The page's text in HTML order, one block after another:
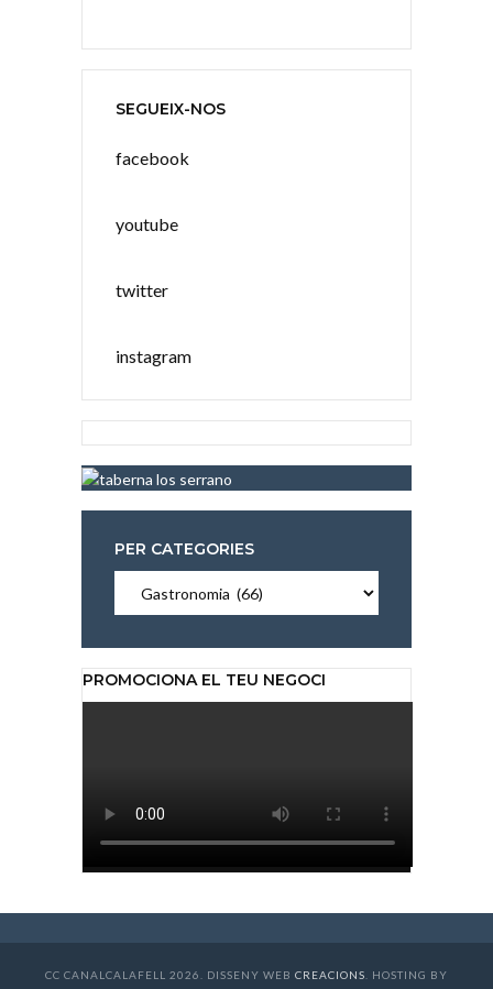
SEGUEIX-NOS
facebook
youtube
twitter
instagram
PER CATEGORIES
categories
PROMOCIONA EL TEU NEGOCI
CC CANALCALAFELL 2026. DISSENY WEB CREACIONS . HOSTING BY